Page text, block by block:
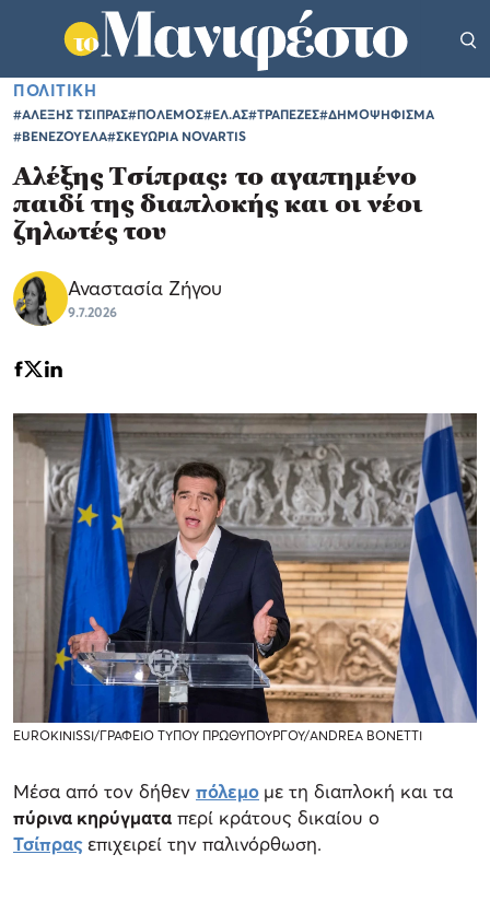
ΠΟΛΙΤΙΚΗ
#ΑΛΕΞΗΣ ΤΣΙΠΡΑΣ#ΠΟΛΕΜΟΣ#ΕΛ.ΑΣ#ΤΡΑΠΕΖΕΣ#ΔΗΜΟΨΗΦΙΣΜΑ
#ΒΕΝΕΖΟΥΕΛΑ#ΣΚΕΥΩΡΙΑ NOVARTIS
Αλέξης Τσίπρας: το αγαπημένο
παιδί της διαπλοκής και οι νέοι
ζηλωτές του
Αναστασία Ζήγου
9.7.2026
EUROKINISSI/ΓΡΑΦΕΙΟ ΤΥΠΟΥ ΠΡΩΘΥΠΟΥΡΓΟΥ/ANDREA BONETTI
Μέσα από τον δήθεν πόλεμο με τη διαπλοκή και τα
πύρινα κηρύγματα περί κράτους δικαίου ο
Τσίπρας επιχειρεί την παλινόρθωση.